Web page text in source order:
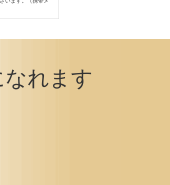
れます